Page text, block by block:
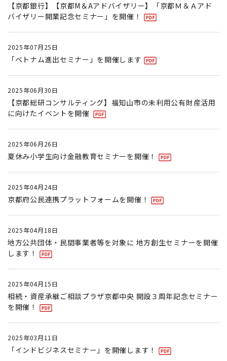
【京都銀行】【京都M＆Aアドバイザリー】「京都Ｍ＆Ａアド
バイザリー開業記念セミナー」を開催！
2025年07月25日
「ベトナム進出セミナー」を開催します
2025年06月30日
【京都総研コンサルティング】福知山市の未利用公有財産活用
に向けたイベントを開催
2025年06月26日
夏休み小学生向け金融教育セミナーを開催！
2025年04月24日
京都府公民連携プラットフォームを開催！
2025年04月18日
地方公共団体・民間事業者等を対象に 地方創生セミナーを開催
します！
2025年04月15日
相続・資産承継ご相談プラザ京都中央 開設３周年記念セミナー
を開催！
2025年03月11日
「インドビジネスセミナー」を開催します！